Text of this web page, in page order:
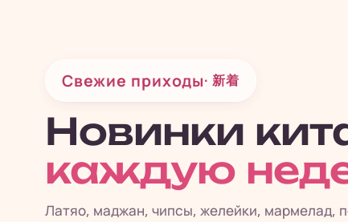
Свежие приходы· 新着
Новинки
каждую
Латяо, маджан, чипсы, желейки, мармелад,